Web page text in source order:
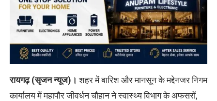
रायगढ़ (सृजन न्यूज)। शहर में बारिश और मानसून के मद्देनजर निगम
कार्यालय में महापौर जीवर्धन चौहान ने स्वास्थ्य विभाग के अफसरों,